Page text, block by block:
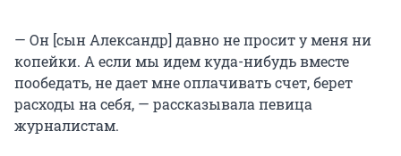
— Он [сын Александр] давно не просит у меня ни
копейки. А если мы идем куда-нибудь вместе
пообедать, не дает мне оплачивать счет, берет
расходы на себя, — рассказывала певица
журналистам.